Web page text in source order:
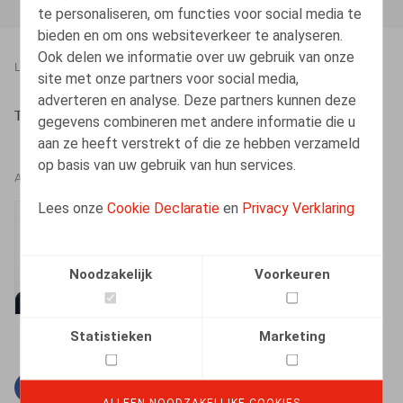
te personaliseren, om functies voor social media te
bieden en om ons websiteverkeer te analyseren.
Ook delen we informatie over uw gebruik van onze
site met onze partners voor social media,
adverteren en analyse. Deze partners kunnen deze
gegevens combineren met andere informatie die u
aan ze heeft verstrekt of die ze hebben verzameld
op basis van uw gebruik van hun services.
Lees onzeCookie Declaratie en Privacy Verklaring
Noodzakelijk Voorkeuren
Statistieken Marketing
Torrekens, S., Decruyenaere, K., Or. 2016/2, pp. 30-37
AUTEURS
Kenny Decruyenaere